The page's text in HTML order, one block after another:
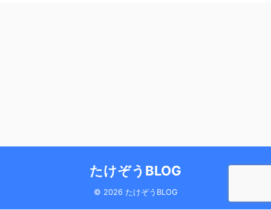
たけぞうBLOG
© 2026 たけぞうBLOG